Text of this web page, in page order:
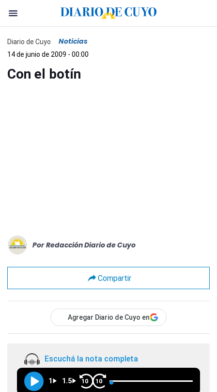
Diario de Cuyo Noticias
14 de junio de 2009 - 00:00
Con el botín
Por Redacción Diario de Cuyo
Compartir
Agregar Diario de Cuyo en
Escuchá la nota completa
1 1.5 10 10